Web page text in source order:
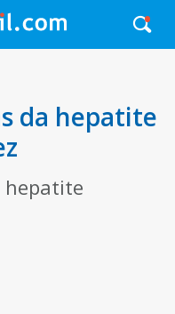
da hepatite
hepatite